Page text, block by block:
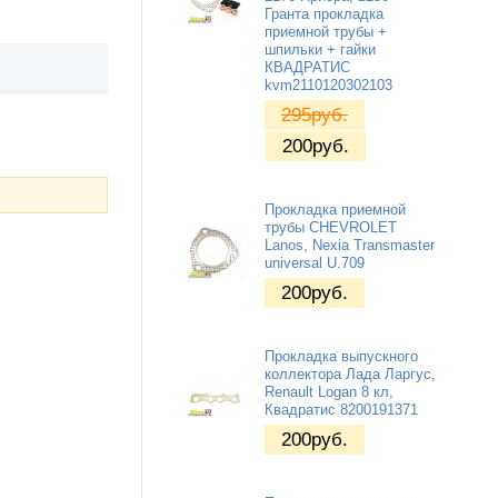
Гранта прокладка
приемной трубы +
шпильки + гайки
КВАДРАТИС
kvm2110120302103
295руб.
200руб.
Прокладка приемной
трубы CHEVROLET
Lanos, Nexia Transmaster
universal U.709
200руб.
Прокладка выпускного
коллектора Лада Ларгус,
Renault Logan 8 кл,
Квадратис 8200191371
200руб.